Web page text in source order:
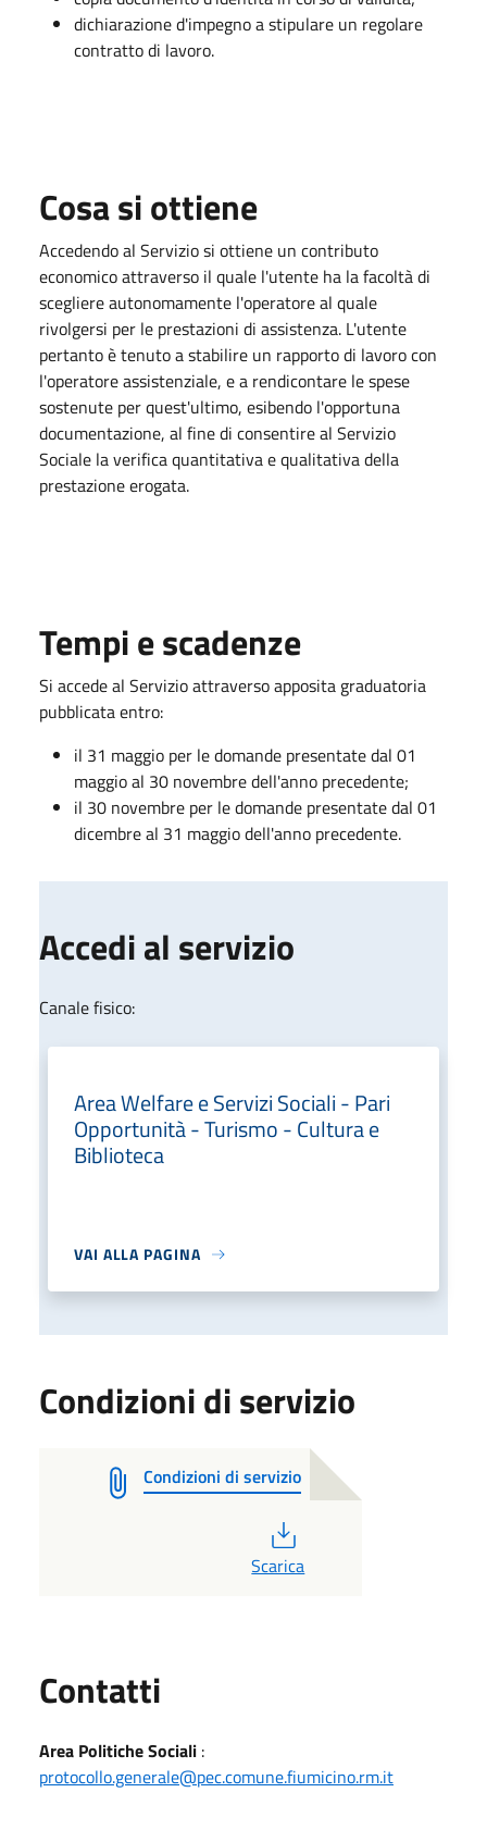
dichiarazione d'impegno a stipulare un regolare
contratto di lavoro.
Cosa si ottiene
Accedendo al Servizio si ottiene un contributo
economico attraverso il quale l'utente ha la facoltà di
scegliere autonomamente l'operatore al quale
rivolgersi per le prestazioni di assistenza. L'utente
pertanto è tenuto a stabilire un rapporto di lavoro con
l'operatore assistenziale, e a rendicontare le spese
sostenute per quest'ultimo, esibendo l'opportuna
documentazione, al fine di consentire al Servizio
Sociale la verifica quantitativa e qualitativa della
prestazione erogata.
Tempi e scadenze
Si accede al Servizio attraverso apposita graduatoria
pubblicata entro:
il 31 maggio per le domande presentate dal 01
maggio al 30 novembre dell'anno precedente;
il 30 novembre per le domande presentate dal 01
dicembre al 31 maggio dell'anno precedente.
Accedi al servizio
Canale fisico:
Area Welfare e Servizi Sociali - Pari
Opportunità - Turismo - Cultura e
Biblioteca
VAI ALLA PAGINA
Condizioni di servizio
Condizioni di servizio
Scarica
Contatti
Area Politiche Sociali :
protocollo.generale@pec.comune.fiumicino.rm.it